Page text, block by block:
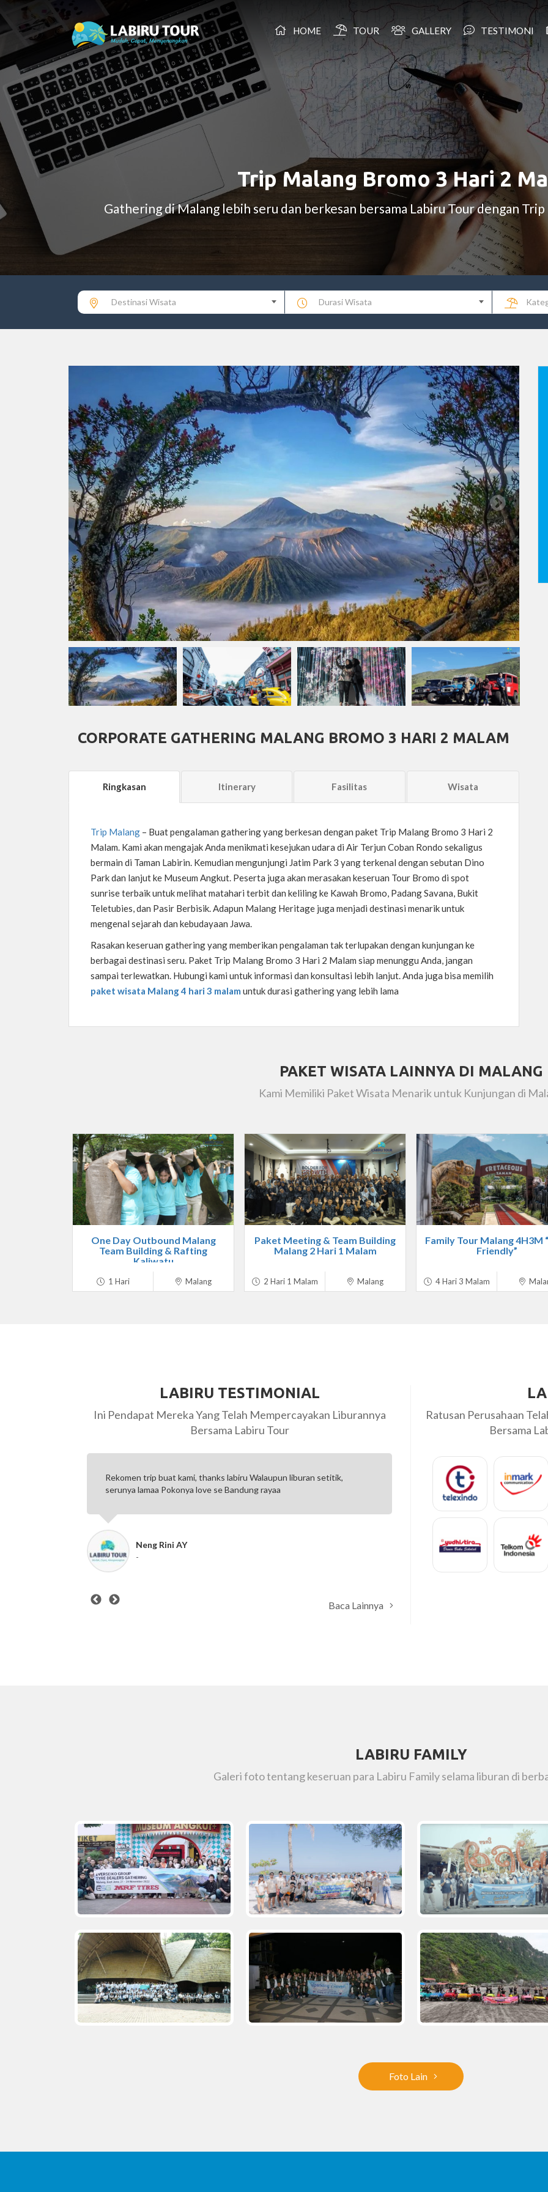
HOME TOUR GALLERY TESTIMONI
Trip Malang Bromo 3 Hari 2
Gathering di Malang lebih seru dan berkesan bersama Labiru Tour dengan
Destinasi Wisata Durasi Wisata
CORPORATE GATHERING MALANG BROMO 3 HARI 2 MALAM
Ringkasan Itinerary Fasilitas Wisata
Trip Malang – Buat pengalaman gathering yang berkesan dengan paket Trip Malang Bromo 3 Hari 2
Malam. Kami akan mengajak Anda menikmati kesejukan udara di Air Terjun Coban Rondo sekaligus
bermain di Taman Labirin. Kemudian mengunjungi Jatim Park 3 yang terkenal dengan sebutan Dino
Park dan lanjut ke Museum Angkut. Peserta juga akan merasakan keseruan Tour Bromo di spot
sunrise terbaik untuk melihat matahari terbit dan keliling ke Kawah Bromo, Padang Savana, Bukit
Teletubies, dan Pasir Berbisik. Adapun Malang Heritage juga menjadi destinasi menarik untuk
mengenal sejarah dan kebudayaan Jawa.
Rasakan keseruan gathering yang memberikan pengalaman tak terlupakan dengan kunjungan ke
berbagai destinasi seru. Paket Trip Malang Bromo 3 Hari 2 Malam siap menunggu Anda, jangan
sampai terlewatkan. Hubungi kami untuk informasi dan konsultasi lebih lanjut. Anda juga bisa memilih
paket wisata Malang 4 hari 3 malam untuk durasi gathering yang lebih lama
PAKET WISATA LAINNYA DI MALANG
Kami Memiliki Paket Wisata Menarik untuk Kunjungan di
One Day Outbound Malang
Team Building & Rafting
Kaliwatu
1 Hari Malang
Paket Meeting & Team Building
Malang 2 Hari 1 Malam
2 Hari 1 Malam Malang
Family Tour Malang 4H3M
Friendly”
4 Hari 3 Malam
LABIRU TESTIMONIAL
Ini Pendapat Mereka Yang Telah Mempercayakan Liburannya
Bersama Labiru Tour
Rekomen trip buat kami, thanks labiru Walaupun liburan setitik,
serunya lamaa Pokonya love se Bandung rayaa
Neng Rini AY
-
Labiru is trustworthy and highly
arranged with the best of driver,
Rury
JGC Corporation
Baca Lainnya
Ratusan Perusahaan
Bersama
LABIRU FAMILY
Galeri foto tentang keseruan para Labiru Family selama liburan di
Foto Lain